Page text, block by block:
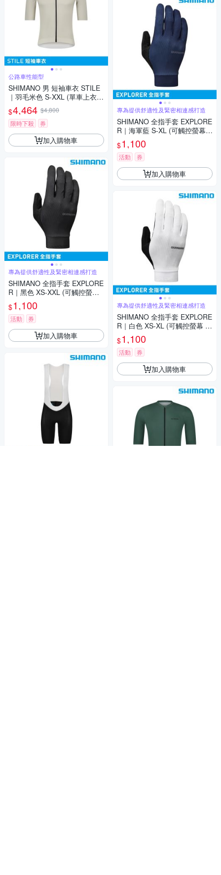
公路車性能型
SHIMANO 男 短袖車衣 STILE
｜羽毛米色 S-XXL (單車上衣
自行車衣 公路車衣)
$4,464 $4,800
限時下殺
券
加入購物車
專為提供舒適性及緊密相連感打造
SHIMANO 全指手套 EXPLORE
R｜黑色 XS-XXL (可觸控螢幕
單車手套 自行車手套)
$1,100
活動 券
加入購物車
專為提供舒適性及緊密相連感打造
SHIMANO 全指手套 EXPLORE
R｜海軍藍 S-XL (可觸控螢幕
單車手套 自行車手套)
$1,100
活動 券
加入購物車
專為提供舒適性及緊密相連感打造
SHIMANO 全指手套 EXPLORE
R｜白色 XS-XL (可觸控螢幕 單
車手套 自行車手套)
$1,100
活動 券
加入購物車